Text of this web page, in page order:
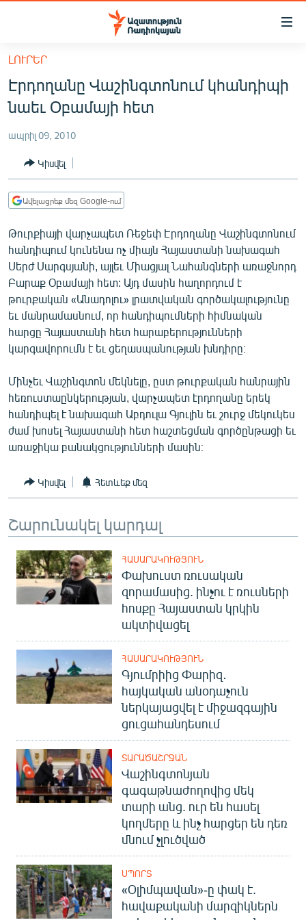
Մատչելիության
հիմնական
բովանդակությանը
Անցնել
հիմնական
մենյուին
ՀԱՅԱՍՏԱՆ
ՔԱՂԱՔԱԿԱՆ
ԸՆՏՐՈՒԹՅՈՒՆՆԵՐ 2026
ԻՐԱՎՈՒՆՔ
ՀԱՍԱՐԱԿՈՒԹՅՈՒՆ
ՂԱՐԱԲԱՂ
ՊԱՏԵՐԱԶՄԻ 6 ՇԱԲԱԹՆԵՐԸ
ՏԱՐԱԾԱՇՐՋԱՆ
ՄԻՋԱԶԳԱՅԻՆ
ՄՇԱԿՈՒՅԹ
ՄԵԿՆԱԲԱՆՈՒԹՅՈՒՆ
ՏՏ ԵՒ ԻՆՏԵՐՆԵՏ
ԿՈՐՈՆԱՎԻՐՈՒՍ
ՏԵՍԱՆՅՈՒԹԵՐ
ՁԳՏԵԼՈՎ ԼԱՎԱԳՈՒՅՆԻՆ
ՓՈԴՔԱՍԹ
Հայերեն
Русский
ՀԵՏԵՎԵՔ ՄԵԶ
«Ազատության» բոլոր կայքերը
ԼՈՒՐԵՐ
Էրդողանը Վաշինգտոնում կհանդիպի
նաեւ Օբամայի հետ
ապրիլ 09, 2010
Կիսվել
Ավելացրեք մեզ Google-ում
Թուրքիայի վարչապետ Ռեջեփ Էրդողանը Վաշինգտոնում
հանդիպում կունենա ոչ միայն Հայաստանի նախագահ
Սերժ Սարգսյանի, այլեւ Միացյալ Նահանգների առաջնորդ
Բարաք Օբամայի հետ: Այդ մասին հաղորդում է
թուրքական «Անադոլու» լրատվական գործակալությունը
եւ մանրամասնում, որ հանդիպումների հիմնական
հարցը Հայաստանի հետ հարաբերությունների
կարգավորումն է եւ ցեղասպանության խնդիրը։
Մինչեւ Վաշինգտոն մեկնելը, ըստ թուրքական հանրային
հեռուստաընկերության, վարչապետ էրդողանը երեկ
հանդիպել է նախագահ Աբդուլա Գյուլին եւ շուրջ մեկուկես
ժամ խոսել Հայաստանի հետ հաշտեցման գործընթացի եւ
առաջիկա բանակցությունների մասին։
Կիսվել Հետևեք մեզ
Շարունակել կարդալ
ՀԱՍԱՐԱԿՈՒԹՅՈՒՆ
Փախուստ ռուսական
զորամասից. ինչու է ռուսների
հոսքը Հայաստան կրկին
ակտիվացել
ՀԱՍԱՐԱԿՈՒԹՅՈՒՆ
Գյումրիից Փարիզ․
հայկական անօդաչուն
ներկայացվել է միջազգային
ցուցահանդեսում
ՏԱՐԱԾԱՇՐՋԱՆ
Վաշինգտոնյան
գագաթնաժողովից մեկ
տարի անց. ուր են հասել
կողմերը և ինչ հարցեր են դեռ
մնում չլուծված
ՍՊՈՐՏ
«Օլիմպավան»-ը փակ է.
հավաքականի մարզիկներն